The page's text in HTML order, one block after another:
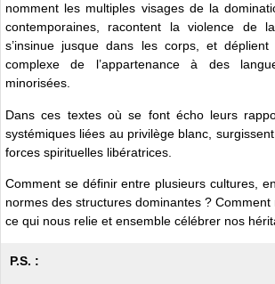
nomment les multiples visages de la
contemporaines, racontent la violence de
s’insinue jusque dans les corps, et
complexe de l’appartenance à des
minorisées.
Dans ces textes où se font écho leurs
systémiques liées au privilège blanc,
forces spirituelles libératrices.
Comment se définir entre plusieurs cultures,
normes des structures dominantes ?
ce qui nous relie et ensemble célébrer nos
P.S. :